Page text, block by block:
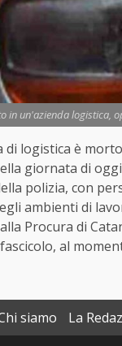
in un'azienda logistica,
di logistica è
giornata di
polizia, con
ambienti di
Procura di
al
siamo La